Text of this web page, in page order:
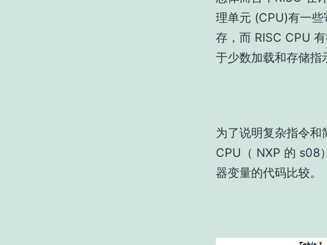
理单元 (CPU)有一
存，而 RISC CPU
于少数加载和存储指
为了说明复杂指令和
CPU（ NXP 的 s08
器变量的代码比较。